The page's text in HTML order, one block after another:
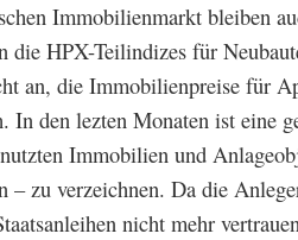
Immobilienmarkt bleiben
die HPX-Teilindizes für
an, die Immobilienpreise für
In den lezten Monaten ist eine
Immobilien und
– zu verzeichnen. Da die
nicht mehr